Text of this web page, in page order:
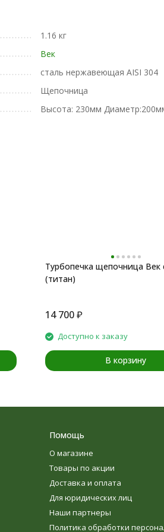
1.16 кг
Век
сталь нержавеющая AISI 304
Щепочница
Высота: 230мм
Турбопечка щепочница Век
(титан)
14 700₽
Доступно к заказу
В корзину
Помощь
О магазине
Товары по акции
Доставка и оплата
Для юридических лиц
Наши партнеры
Политика обработки